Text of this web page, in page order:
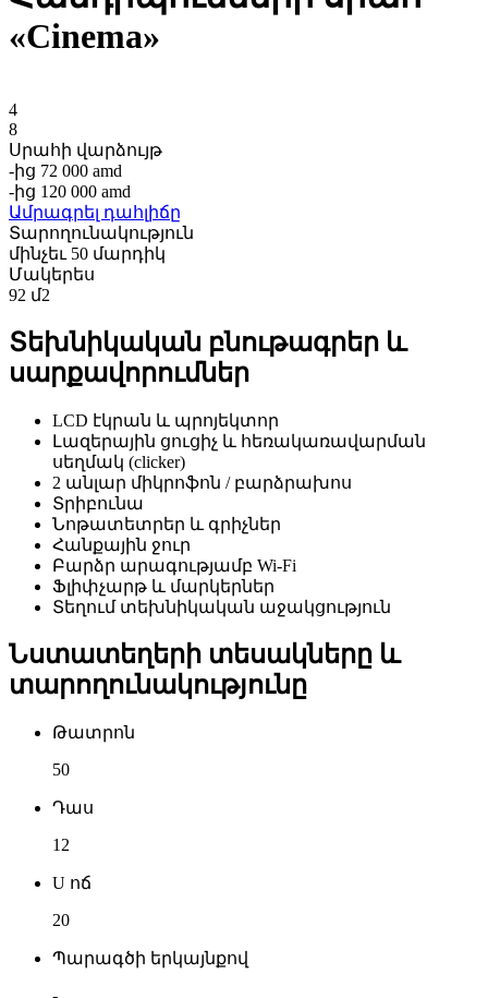
«Cinema»
4
8
Սրահի վարձույթ
-ից 72 000 amd
-ից 120 000 amd
Ամրագրել դահլիճը
Տարողունակություն
մինչեւ 50 մարդիկ
Մակերես
92 մ2
Տեխնիկական բնութագրեր և
սարքավորումներ
LCD էկրան և պրոյեկտոր
Լազերային ցուցիչ և հեռակառավարման
սեղմակ (clicker)
2 անլար միկրոֆոն / բարձրախոս
Տրիբունա
Նոթատետրեր և գրիչներ
Հանքային ջուր
Բարձր արագությամբ Wi-Fi
Ֆլիփչարթ և մարկերներ
Տեղում տեխնիկական աջակցություն
Նստատեղերի տեսակները և
տարողունակությունը
Թատրոն
50
Դաս
12
U ոճ
20
Պարագծի երկայնքով